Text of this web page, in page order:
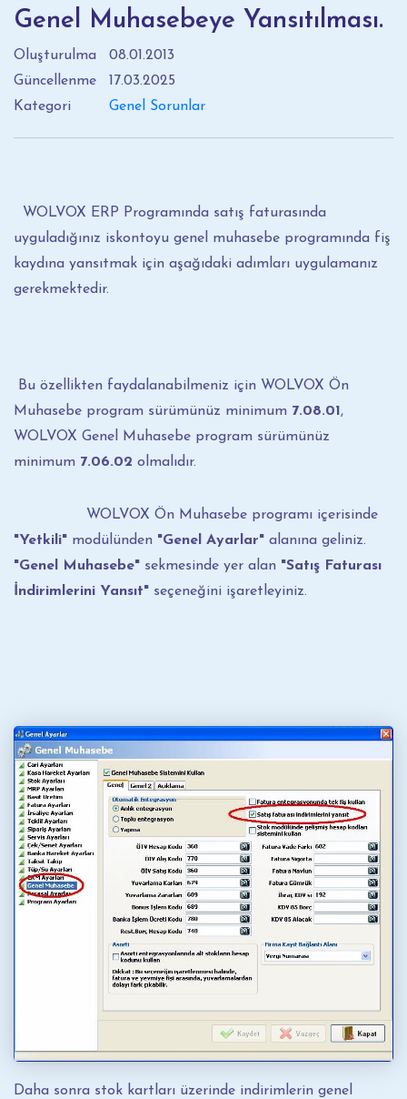
Genel Muhasebeye Yansıtılması.
Oluşturulma
08.01.2013
Güncellenme
17.03.2025
Kategori
Genel Sorunlar
WOLVOX ERP Programında satış faturasında
uyguladığınız iskontoyu genel muhasebe programında fiş
kaydına yansıtmak için aşağıdaki adımları uygulamanız
gerekmektedir.
Bu özellikten faydalanabilmeniz için WOLVOX Ön
Muhasebe program sürümünüz minimum 7.08.01 ,
WOLVOX Genel Muhasebe program sürümünüz
minimum 7.06.02 olmalıdır.
WOLVOX Ön Muhasebe programı içerisinde
"Yetkili" modülünden "Genel Ayarlar" alanına geliniz.
"Genel Muhasebe" sekmesinde yer alan "Satış Faturası
İndirimlerini Yansıt" seçeneğini işaretleyiniz.
Daha sonra stok kartları üzerinde indirimlerin genel